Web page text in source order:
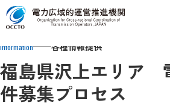
Top
Information 各種情報提供
福島県沢上エリア
件募集プロセス